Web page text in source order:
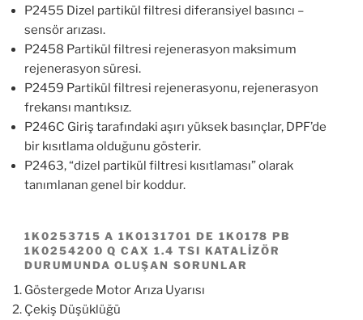
P2455 Dizel partikül filtresi diferansiyel basıncı –
sensör arızası.
P2458 Partikül filtresi rejenerasyon maksimum
rejenerasyon süresi.
P2459 Partikül filtresi rejenerasyonu, rejenerasyon
frekansı mantıksız.
P246C Giriş tarafındaki aşırı yüksek basınçlar, DPF’de
bir kısıtlama olduğunu gösterir.
P2463, “dizel partikül filtresi kısıtlaması” olarak
tanımlanan genel bir koddur.
1K0253715 A 1K0131701 DE 1K0178 PB
1K0254200 Q CAX 1.4 TSI KATALİZÖR
DURUMUNDA OLUŞAN SORUNLAR
Göstergede Motor Arıza Uyarısı
Çekiş Düşüklüğü